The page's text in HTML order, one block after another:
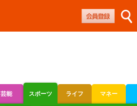
芸能 スポーツ ライフ マネー